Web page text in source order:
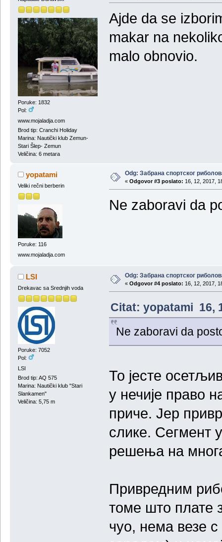
Poruke: 1832
Pol:
www.mojaladja.com
Brod tip: Cranchi Holiday
Marina: Nautički klub Zemun-
Stari Šlep- Zemun
Veličina: 6 metara
Ajde da se
makar na
malo obnovio.
yopatami
Veliki rečni berberin
Poruke: 116
www.mojaladja.com
Odg: Забрана спортског
« Odgovor #3 poslato: 16, 12, 2017,
Ne zaboravi da
LSI
Drekavac sa Srednjih voda
Poruke: 7052
Pol:
LSI
Brod tip: AQ 575
Marina: Nautički klub "Stari
Slankamen"
Veličina: 5,75 m
Odg: Забрана спортског
« Odgovor #4 poslato: 16, 12, 2017,
Citat: yopatami 16,
Ne zaboravi da
То јесте
у нечије право
приче. Јер
слике. Сегмент
решења на
Привредним
томе што плате
чуо, нема везе